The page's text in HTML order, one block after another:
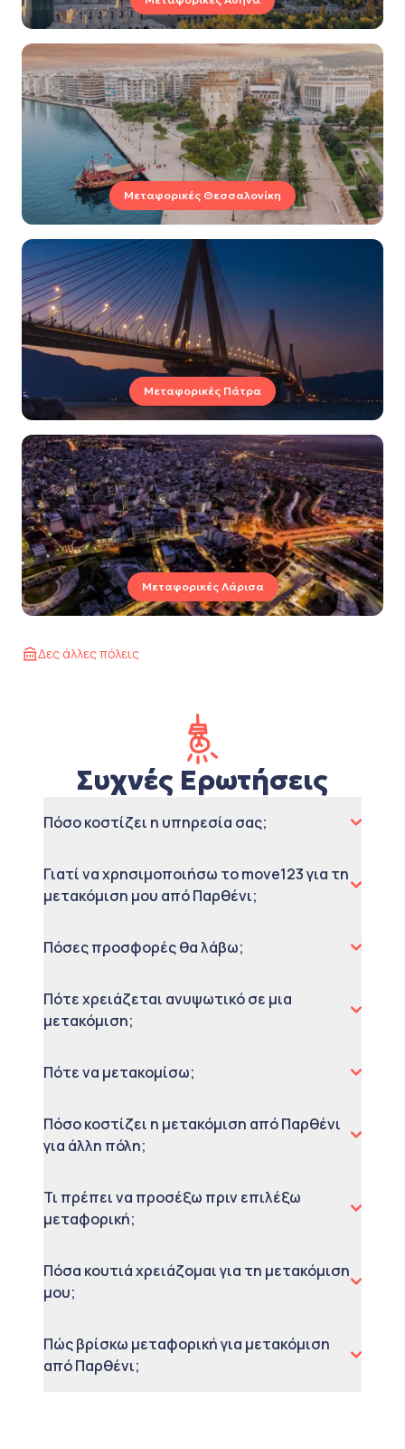
Μεταφορικές Θεσσαλονίκη
Μεταφορικές Πάτρα
Μεταφορικές Λάρισα
Δες άλλες πόλεις
Συχνές Ερωτήσεις
Πόσο κοστίζει η υπηρεσία σας;
Γιατί να χρησιμοποιήσω το move123 για τη
μετακόμιση μου από Παρθένι;
Πόσες προσφορές θα λάβω;
Πότε χρειάζεται ανυψωτικό σε μια
μετακόμιση;
Πότε να μετακομίσω;
Πόσο κοστίζει η μετακόμιση από Παρθένι
για άλλη πόλη;
Τι πρέπει να προσέξω πριν επιλέξω
μεταφορική;
Πόσα κουτιά χρειάζομαι για τη μετακόμιση
μου;
Πώς βρίσκω μεταφορική για μετακόμιση
από Παρθένι;